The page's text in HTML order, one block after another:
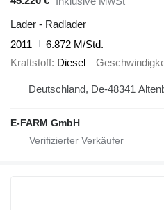
Lader - Radlader
2011
6.872 M/Std.
Kraftstoff Diesel
Deutschland, De-48341
E-FARM GmbH